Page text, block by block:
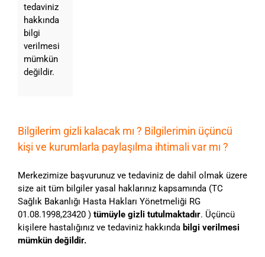
tedaviniz
hakkında
bilgi
verilmesi
mümkün
değildir.
Bilgilerim gizli kalacak mı ? Bilgilerimin üçüncü
kişi ve kurumlarla paylaşılma ihtimali var mı ?
Merkezimize başvurunuz ve tedaviniz de dahil olmak üzere
size ait tüm bilgiler yasal haklarınız kapsamında (TC
Sağlık Bakanlığı Hasta Hakları Yönetmeliği RG
01.08.1998,23420 ) tümüyle gizli tutulmaktadır. Üçüncü
kişilere hastalığınız ve tedaviniz hakkında bilgi verilmesi
mümkün değildir.